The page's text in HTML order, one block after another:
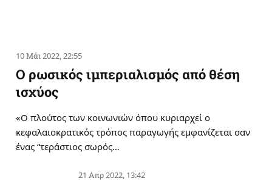
10 Μάι 2022, 22:55
Ο ρωσικός ιμπεριαλισμός από θέση
ισχύος
«Ο πλούτος των κοινωνιών όπου κυριαρχεί ο
κεφαλαιοκρατικός τρόπος παραγωγής εμφανίζεται σαν
ένας “τεράστιος σωρός…
21 Απρ 2022, 13:42